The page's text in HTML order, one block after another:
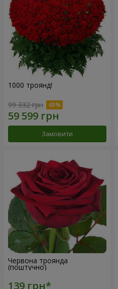
1000 троянд!
99 332 грн
Замовити
Червона троянда
(поштучно)